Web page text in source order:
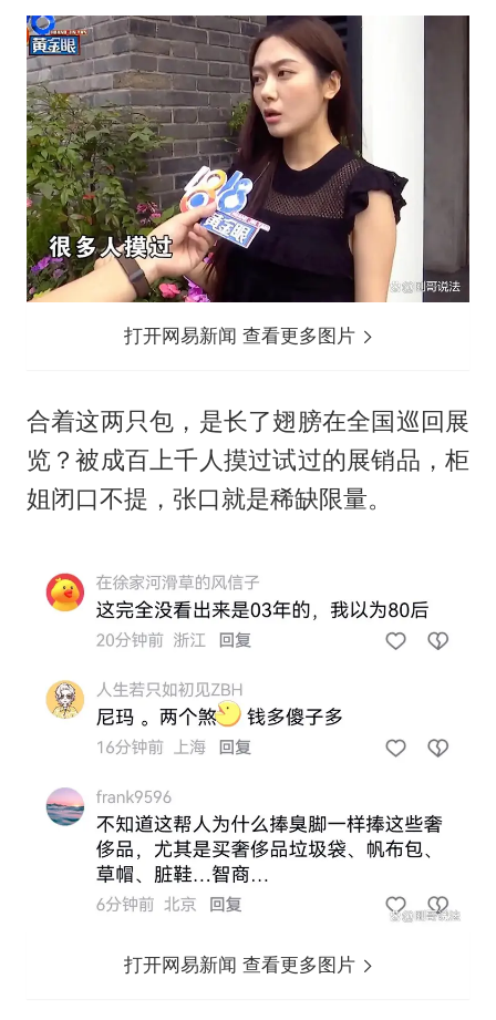
打开网易新闻 查看更多图片
合着这两只包，是长了翅膀在全国巡回展
览？被成百上千人摸过试过的展销品，柜
姐闭口不提，张口就是稀缺限量。
打开网易新闻 查看更多图片